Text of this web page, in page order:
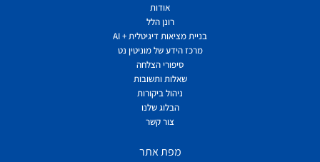
אודות
רונן הלל
בניית מציאות דיגיטלית + AI
מרכז הידע של מוניטין נט
סיפורי הצלחה
שאלות ותשובות
ניהול ביקורות
הבלוג שלנו
צור קשר
מפת אתר